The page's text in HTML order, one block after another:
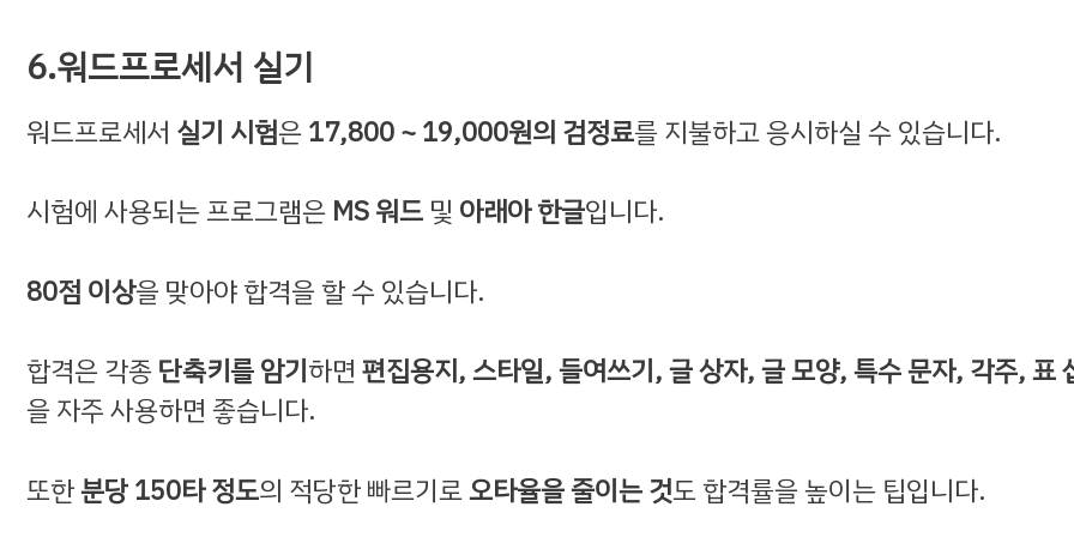
6.워드프로세서 실기
워드프로세서 실기 시험은17,800 ~ 19,000원의 검정료를 지불하고 응시하실 수 있습니다.
시험에 사용되는 프로그램은 MS 워드 및 아래아 한글입니다.
80점 이상을 맞아야 합격을 할 수 있습니다.
합격은 각종단축키를 암기하면편집용지, 스타일, 들여쓰기, 글 상자, 글 모양, 특수 문자, 각주, 표
을 자주 사용하면 좋습니다.
또한분당 150타 정도의 적당한 빠르기로오타율을 줄이는 것도 합격률을 높이는 팁입니다.